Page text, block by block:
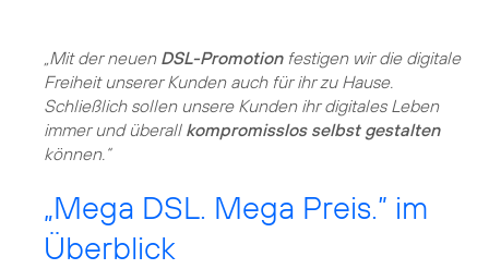
„Mit der neuen DSL-Promotionfestigen wir die digitale
Freiheit unserer Kunden auch für ihr zu Hause.
Schließlich sollen unsere Kunden ihr digitales Leben
immer und überall kompromisslos selbst gestalten
können.“
„Mega DSL. Mega Preis.” im
Überblick